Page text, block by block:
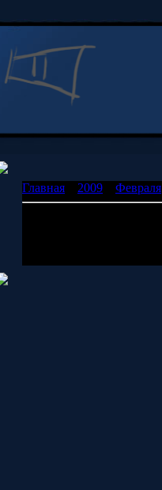
Главная 2009 Февраля